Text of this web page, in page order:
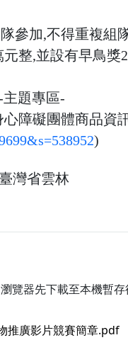
參加,不得重複組
元整,並設有早鳥獎
題專區-
心障礙團體商品資
)
灣省雲林
覽器先下載至本機暫
推廣影片競賽簡章.pdf